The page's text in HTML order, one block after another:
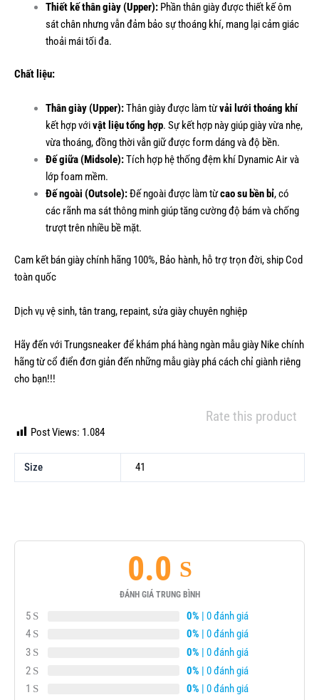
Thiết kế thân giày (Upper):Phần thân giày được thiết kế ôm
sát chân nhưng vẫn đảm bảo sự thoáng khí, mang lại cảm giác
thoải mái tối đa.
Chất liệu:
Thân giày (Upper):Thân giày được làm từvải lưới thoáng khí
kết hợp vớivật liệu tổng hợp. Sự kết hợp này giúp giày vừa nhẹ,
vừa thoáng, đồng thời vẫn giữ được form dáng và độ bền.
Đế giữa (Midsole):Tích hợp hệ thống đệm khí Dynamic Air và
lớp foam mềm.
Đế ngoài (Outsole):Đế ngoài được làm từcao su bền bỉ, có
các rãnh ma sát thông minh giúp tăng cường độ bám và chống
trượt trên nhiều bề mặt.
Cam kết bán giày chính hãng 100%, Bảo hành, hỗ trợ trọn đời, ship Cod
toàn quốc
Dịch vụ vệ sinh, tân trang, repaint, sửa giày chuyên nghiệp
Hãy đến với Trungsneaker để khám phá hàng ngàn mẫugiày Nikechính
hãng từ cổ điển đơn giản đến những mẫu giày phá cách chỉ giành riêng
cho bạn!!!
Rate this product
Post Views: 1.084
Size 41
0.0
ĐÁNH GIÁ TRUNG BÌNH
5 0% | 0 đánh giá
4
0% | 0 đánh giá
3
0% | 0 đánh giá
2
0% | 0 đánh giá
1
0% | 0 đánh giá